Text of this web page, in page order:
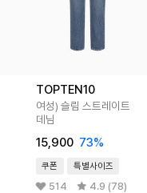
TOPTEN10
여성) 슬림 스트레이트
데님
15,900 73%
쿠폰 특별사이즈
514 4.9 (78)